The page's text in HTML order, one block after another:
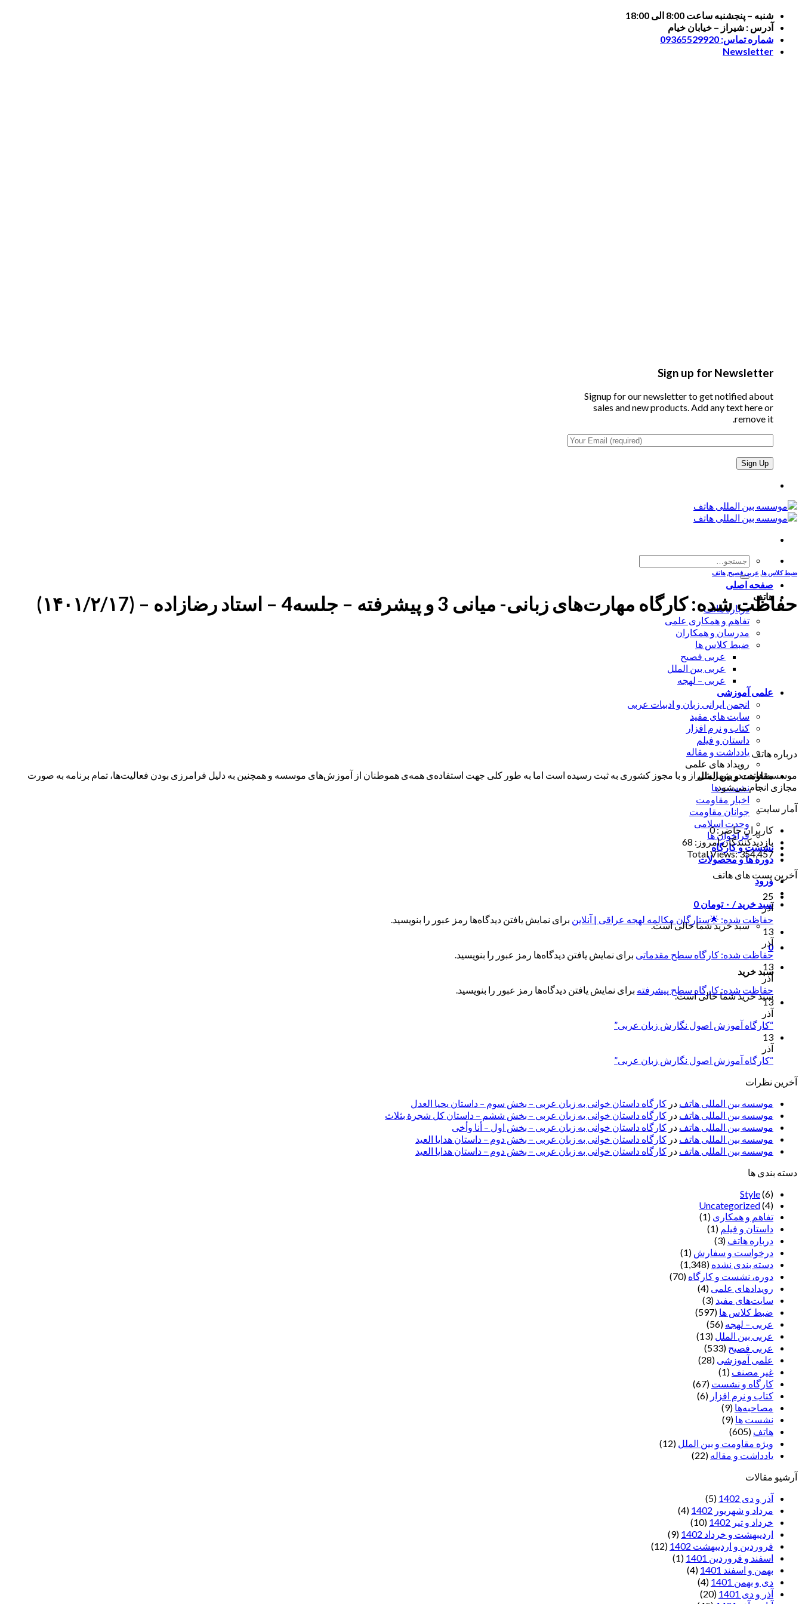
Skip
content
شنبه – پنجشنبه ساعت 8:00 الی 18:00
آدرس : شیراز – خیابان خیام
شماره تماس: 09365529920
Newsletter
Sign up for Newsletter
Signup for our newsletter to get notified about
sales and new products. Add any text here or
remove it.
جستجو
برای:
صفحه اصلی
هاتف
درباره هاتف
تفاهم و همکاری علمی
مدرسان و همکاران
ضبط کلاس ها
عربی فصیح
عربی بین الملل
عربی – لهجه
علمی آموزشی
انجمن ایرانی زبان و ادبیات عربی
سایت های مفید
کتاب و نرم افزار
داستان و فیلم
یادداشت و مقاله
رویداد های علمی
مقاومت و بین الملل
نشست ها
اخبار مقاومت
جوانان مقاومت
وحدت اسلامی
فراخوان ها
نشست و کارگاه
دوره ها و محصولات
ورود
سبد خرید / ۰ تومان 0
سبد خرید شما خالی است.
0
سبد خرید
سبد خرید شما خالی است.
ضبط کلاس ها عربی فصیح هاتف
حفاظت شده: کارگاه مهارت‌های زبانی- میانی 3 و پیشرفته – جلسه4 – استاد رضازاده – (۱۴۰۱/۲/۱7)
درباره هاتف
موسسه هاتف در شهر شیراز و با مجوز کشوری به ثبت رسیده است اما به طور کلی جهت استفاده‌ی همه‌ی هموطنان از آموزش‌های موسسه و همچنین به دلیل فرامرزی بودن فعالیت‌ها، تمام برنامه به صورت
مجازی انجام می‌شود.
آمار سایت
کاربران حاضر:0
بازدیدکنندگان امروز: 68
Total Views:354,457
آخرین پست های هاتف
25
آذر
حفاظت شده: 🌟ستارگان مکالمه لهجه عراقی | آنلاین برای نمایش یافتن دیدگاه‌ها رمز عبور را بنویسید.
13
آذر
حفاظت شده: کارگاه سطح مقدماتی برای نمایش یافتن دیدگاه‌ها رمز عبور را بنویسید.
13
آذر
حفاظت شده: کارگاه سطح پیشرفته برای نمایش یافتن دیدگاه‌ها رمز عبور را بنویسید.
13
آذر
“کارگاه آموزش اصول نگارش زبان عربی”
13
آذر
“کارگاه آموزش اصول نگارش زبان عربی”
آخرین نظرات
موسسه بین المللی هاتف در کارگاه داستان خوانی به زبان عربی – بخش سوم – داستان یحیا العدل
موسسه بین المللی هاتف در کارگاه داستان خوانی به زبان عربی – بخش ششم – داستان کل شجرة بثلاث
موسسه بین المللی هاتف در کارگاه داستان خوانی به زبان عربی – بخش اول – أنا وأخی
موسسه بین المللی هاتف در کارگاه داستان خوانی به زبان عربی – بخش دوم – داستان هدایا العید
موسسه بین المللی هاتف در کارگاه داستان خوانی به زبان عربی – بخش دوم – داستان هدایا العید
دسته بندی ها
Style(6)
Uncategorized(4)
تفاهم و همکاری (1)
داستان و فیلم (1)
درباره هاتف (3)
درخواست و سفارش (1)
دسته بندی نشده (1,348)
دوره، نشست و کارگاه (70)
رویدادهای علمی (4)
سایت‌های مفید (3)
ضبط کلاس ها (597)
عربی – لهجه (56)
عربی بین الملل (13)
عربی فصیح (533)
علمی آموزشی (28)
غير مصنف (1)
کارگاه و نشست (67)
کتاب و نرم افزار (6)
مصاحبه‌ها (9)
نشست ها (9)
هاتف (605)
ویژه مقاومت و بین الملل (12)
یادداشت‌ و مقاله (22)
آرشیو مقالات
آذر و دی 1402
(5)
مرداد و شهریور 1402
(4)
خرداد و تیر 1402
(10)
اردیبهشت و خرداد 1402
(9)
فروردین و اردیبهشت 1402
(12)
اسفند و فروردین 1401
(1)
بهمن و اسفند 1401
(4)
دی و بهمن 1401
(4)
آذر و دی 1401
(20)